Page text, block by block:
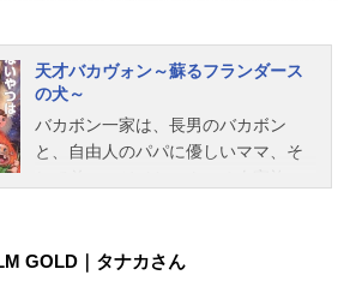
撃を始める……！私のどこが、ダメ
ですか？作品名アーヤと魔女放送形
態TVアニメシリーズスタジオジブリ
スケジュール2020年12月30日（水）
NHKにてキャストアーヤ：平澤宏々
スタッフ原作：DianaWynneJones田
天才バカヴォン～蘇るフランダース
の犬～
バカボン一家は、長男のバカボン
と、自由人のパパに優しいママ、そ
に、不審な男たちが次々と現れるよ
GOLD｜タナカさん